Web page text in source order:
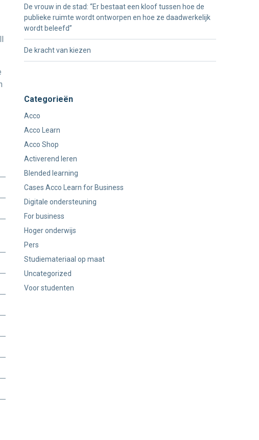
De vrouw in de stad: “Er bestaat een kloof tussen hoe de
publieke ruimte wordt ontworpen en hoe ze daadwerkelijk
wordt beleefd”
De kracht van kiezen
Categorieën
Acco
Acco Learn
Acco Shop
Activerend leren
Blended learning
Cases Acco Learn for Business
Digitale ondersteuning
For business
Hoger onderwijs
Pers
Studiemateriaal op maat
Uncategorized
Voor studenten